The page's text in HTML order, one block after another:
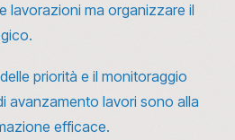
lavorazioni ma organizzare il
priorità e il monitoraggio
avanzamento lavori sono alla
efficace.